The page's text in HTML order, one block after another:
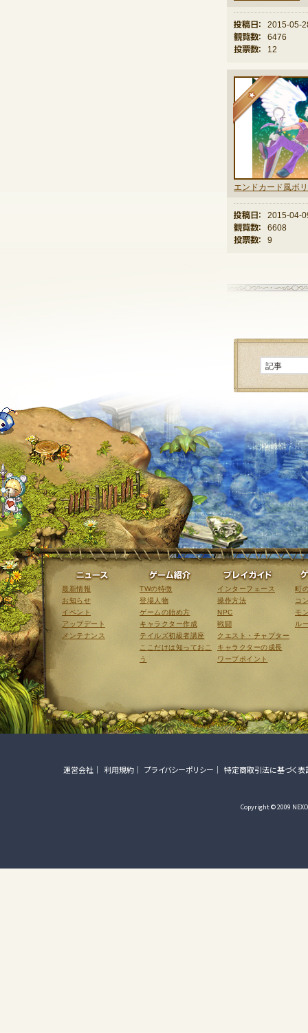
投稿日：
2015-05-
観覧数：
6476
投票数：
12
エンドカード風ボ
★
投稿日：
2015-04-
観覧数：
6608
投票数：
9
ニュース
最新情報
お知らせ
イベント
アップデート
メンテナンス
ゲーム紹介
TWの特徴
登場人物
ゲームの始め方
キャラクター作成
テイルズ初級者講座
ここだけは知っておこ
う
インターフェース
操作方法
NPC
戦闘
クエスト・チャプター
キャラクターの成長
ワープポイント
町
コ
モ
ル
運営会社 利用規約 プライバシーポリシー 特定商取引法に基づく表
Copyright © 2009